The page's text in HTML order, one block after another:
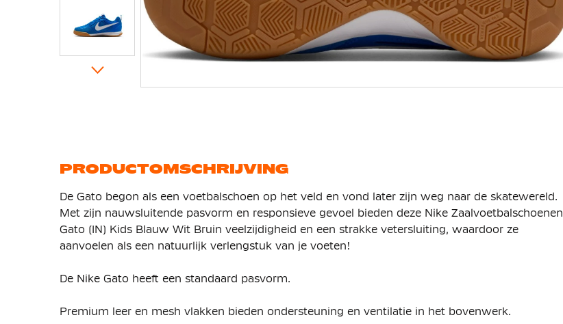
gallerij
PRODUCTOMSCHRIJVING
De Gato begon als een voetbalschoen op het veld en vond later zijn weg naar de skatewereld.
Met zijn nauwsluitende pasvorm en responsieve gevoel bieden deze Nike Zaalvoetbalschoenen
Gato (IN) Kids Blauw Wit Bruin veelzijdigheid en een strakke vetersluiting, waardoor ze
aanvoelen als een natuurlijk verlengstuk van je voeten!
De Nike Gato heeft een standaard pasvorm.
Premium leer en mesh vlakken bieden ondersteuning en ventilatie in het bovenwerk.